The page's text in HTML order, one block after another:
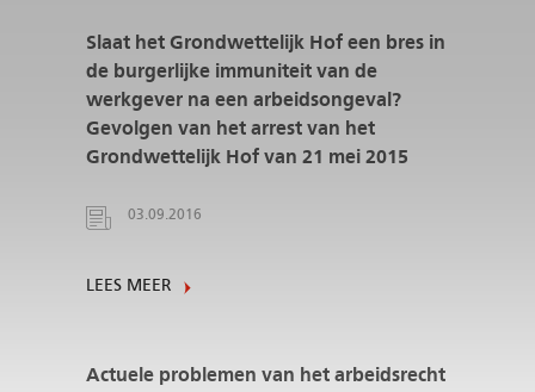
Slaat het Grondwettelijk Hof een bres in
de burgerlijke immuniteit van de
werkgever na een arbeidsongeval?
Gevolgen van het arrest van het
Grondwettelijk Hof van 21 mei 2015
03.09.2016
LEES MEER
Actuele problemen van het arbeidsrecht